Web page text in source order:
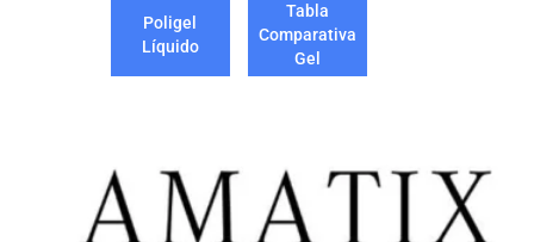
Poligel
Líquido
Tabla
Comparativa
Gel